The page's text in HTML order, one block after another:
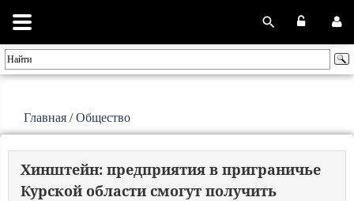
Главная /Общество
Хинштейн: предприятия в приграничье
Курской области смогут получить